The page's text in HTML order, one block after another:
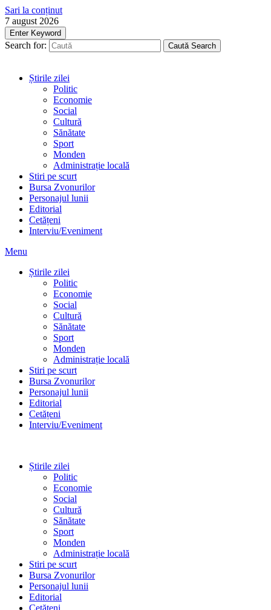
Sari la conținut
7 august 2026
Enter Keyword
Search for: Caută Search
Știrile zilei
Politic
Economie
Social
Cultură
Sănătate
Sport
Monden
Administrație locală
Stiri pe scurt
Bursa Zvonurilor
Personajul lunii
Editorial
Cetățeni
Interviu/Eveniment
Menu
Știrile zilei
Politic
Economie
Social
Cultură
Sănătate
Sport
Monden
Administrație locală
Stiri pe scurt
Bursa Zvonurilor
Personajul lunii
Editorial
Cetățeni
Interviu/Eveniment
Știrile zilei
Politic
Economie
Social
Cultură
Sănătate
Sport
Monden
Administrație locală
Stiri pe scurt
Bursa Zvonurilor
Personajul lunii
Editorial
Cetățeni